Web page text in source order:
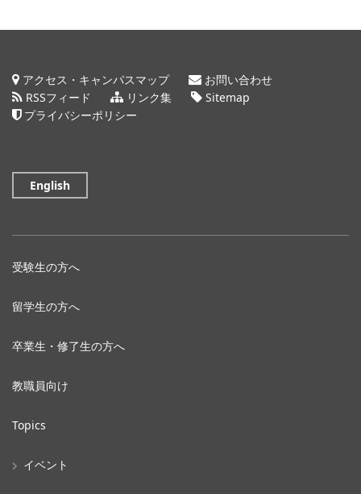
アクセス・キャンパスマップ
お問い合わせ
RSSフィード
リンク集
Sitemap
プライバシーポリシー
English
受験生の方へ
留学生の方へ
卒業生・修了生の方へ
教職員向け
Topics
イベント